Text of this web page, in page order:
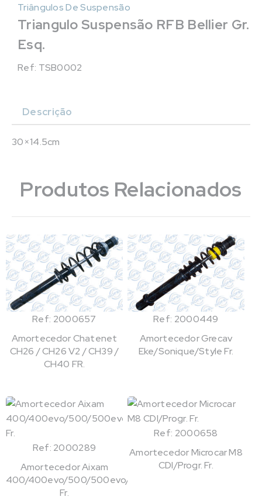
Triângulos De Suspensão
Triangulo Suspensão RFB Bellier Gr.
Esq.
Ref: TSB0002
Descrição
30×14.5cm
Produtos Relacionados
Ref: 2000657
Amortecedor Chatenet
CH26 / CH26 V2 / CH39 /
CH40 FR.
Ref: 2000449
Amortecedor Grecav
Eke/Sonique/Style Fr.
Ref: 2000289
Amortecedor Aixam
400/400evo/500/500evo/721
Fr.
Ref: 2000658
Amortecedor Microcar M8
CDI/Progr. Fr.